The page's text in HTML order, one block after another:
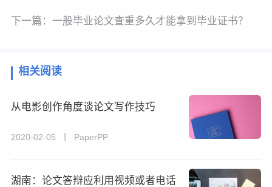
下一篇： 一般毕业论文查重多久才能拿到毕业证书？
相关阅读
从电影创作角度谈论文写作技巧
2020-02-05 丨 PaperPP
湖南：论文答辩应利用视频或者电话